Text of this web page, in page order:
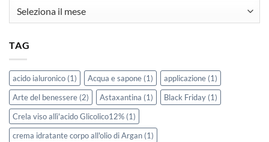
TAG
acido ialuronico (1) Acqua e sapone (1) applicazione (1)
Arte del benessere (2) Astaxantina (1) Black Friday (1)
Crela viso allì'acido Glicolico12% (1)
crema idratante corpo all'olio di Argan (1)